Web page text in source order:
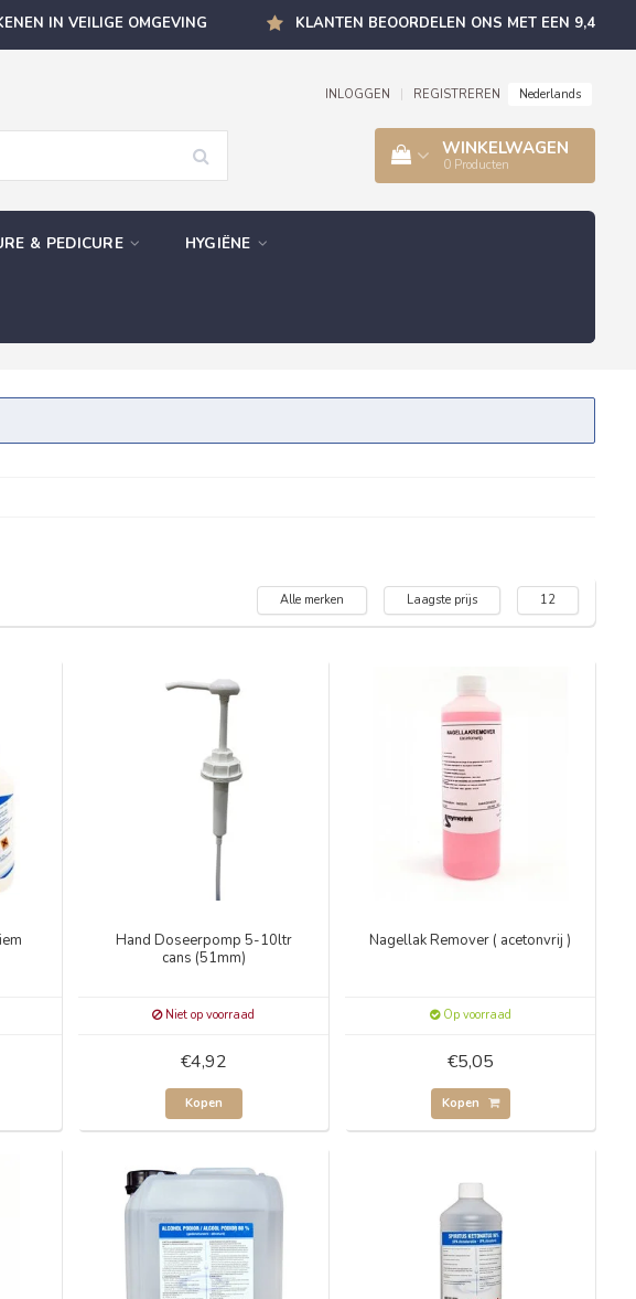
IN VEILIGE OMGEVING KLANTEN BEOORDELEN ONS MET EEN 9,4
INLOGGEN REGISTREREN Nederlands
WINKELWAGEN
0 Producten
& PEDICURE HYGIËNE
Alle merken Laagste prijs 12
Hand Doseerpomp 5-10ltr
cans (51mm)
Niet op voorraad
€4,92
Kopen
Nagellak Remover ( acetonvrij )
Op voorraad
€5,05
Kopen